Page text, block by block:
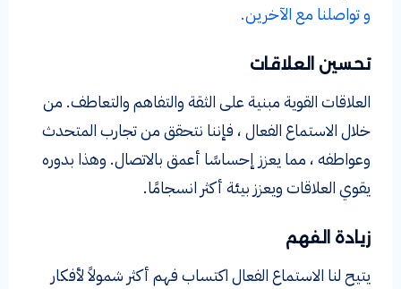
و تواصلنا مع الآخرين.
تحسين العلاقات
العلاقات القوية مبنية على الثقة والتفاهم والتعاطف. من
خلال الاستماع الفعال ، فإننا نتحقق من تجارب المتحدث
وعواطفه ، مما يعزز إحساسًا أعمق بالاتصال. وهذا بدوره
يقوي العلاقات ويعزز بيئة أكثر انسجامًا.
زيادة الفهم
يتيح لنا الاستماع الفعال اكتساب فهم أكثر شمولاً لأفكار